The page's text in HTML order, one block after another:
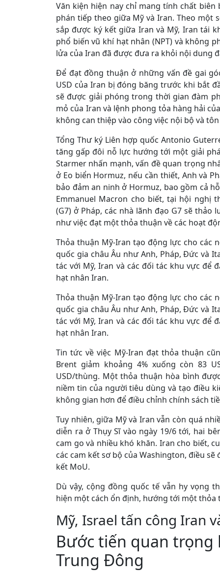
Văn kiện hiện nay chỉ mang tính chất
phán tiếp theo giữa Mỹ và Iran. Theo
sắp được ký kết giữa Iran và Mỹ, Iran tái
phổ biến vũ khí hạt nhân (NPT) và không
lửa của Iran đã được đưa ra khỏi nội dung
Để đạt đồng thuận ở những vấn đề gai
USD của Iran bị đóng băng trước khi bắt
sẽ được giải phóng trong thời gian đàm
mỏ của Iran và lệnh phong tỏa hàng hải
không can thiệp vào công việc nội bộ và
Tổng Thư ký Liên hợp quốc Antonio
tăng gấp đôi nỗ lực hướng tới một giải
Starmer nhấn mạnh, vấn đề quan trọng
ở Eo biển Hormuz, nếu cần thiết, Anh và
bảo đảm an ninh ở Hormuz, bao gồm cả
Emmanuel Macron cho biết, tại hội nghị
(G7) ở Pháp, các nhà lãnh đạo G7 sẽ
như việc đạt một thỏa thuận về các hoạt
Thỏa thuận Mỹ-Iran tạo động lực cho các
quốc gia châu Âu như Anh, Pháp, Đức và
tác với Mỹ, Iran và các đối tác khu vực để
hạt nhân Iran.
Thỏa thuận Mỹ-Iran tạo động lực cho các
quốc gia châu Âu như Anh, Pháp, Đức và
tác với Mỹ, Iran và các đối tác khu vực để
hạt nhân Iran.
Tin tức về việc Mỹ-Iran đạt thỏa thuận
Brent giảm khoảng 4% xuống còn 83
USD/thùng. Một thỏa thuận hòa bình
niềm tin của người tiêu dùng và tạo điều
không gian hơn để điều chỉnh chính sách
Tuy nhiên, giữa Mỹ và Iran vẫn còn quá
diễn ra ở Thụy Sĩ vào ngày 19/6 tới, hai
cam go và nhiều khó khăn. Iran cho biết,
các cam kết sơ bộ của Washington, điều
kết MoU.
Dù vậy, cộng đồng quốc tế vẫn hy vọng
hiện một cách ổn định, hướng tới một thỏa
Mỹ, Israel tấn công Iran
Bước tiến quan
Trung Đông